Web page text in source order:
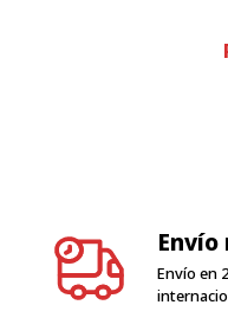
Envío en